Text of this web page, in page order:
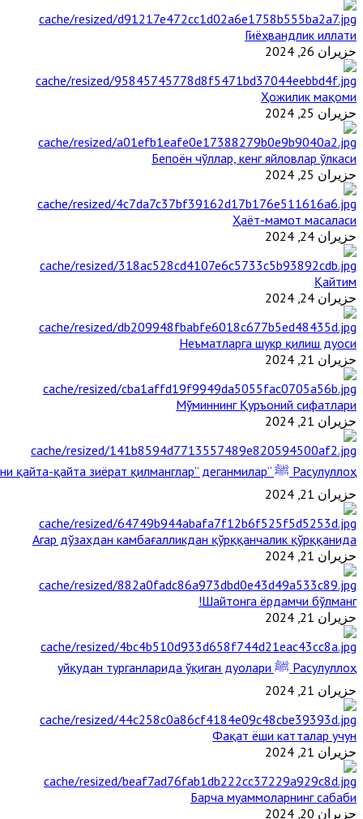
Гиёҳвандлик иллати
حزيران 26, 2024
Ҳожилик мақоми
حزيران 25, 2024
Бепоён чўллар, кенг яйловлар ўлкаси
حزيران 25, 2024
Ҳаёт-мамот масаласи
حزيران 24, 2024
Қайтим
حزيران 24, 2024
Неъматларга шукр қилиш дуоси
حزيران 21, 2024
Мўминнинг Қуръоний сифатлари
حزيران 21, 2024
Расулуллоҳ ﷺ “Қабримни қайта-қайта зиёрат қилманглар” деганмилар?
حزيران 21, 2024
Агар дўзахдан камбағалликдан қўрққанчалик қўрққанида
حزيران 21, 2024
Шайтонга ёрдамчи бўлманг!
حزيران 21, 2024
Расулуллоҳ ﷺ уйқудан турганларида ўқиган дуолари
حزيران 21, 2024
Фақат ёши катталар учун
حزيران 21, 2024
Барча муаммоларнинг сабаби
حزيران 20, 2024